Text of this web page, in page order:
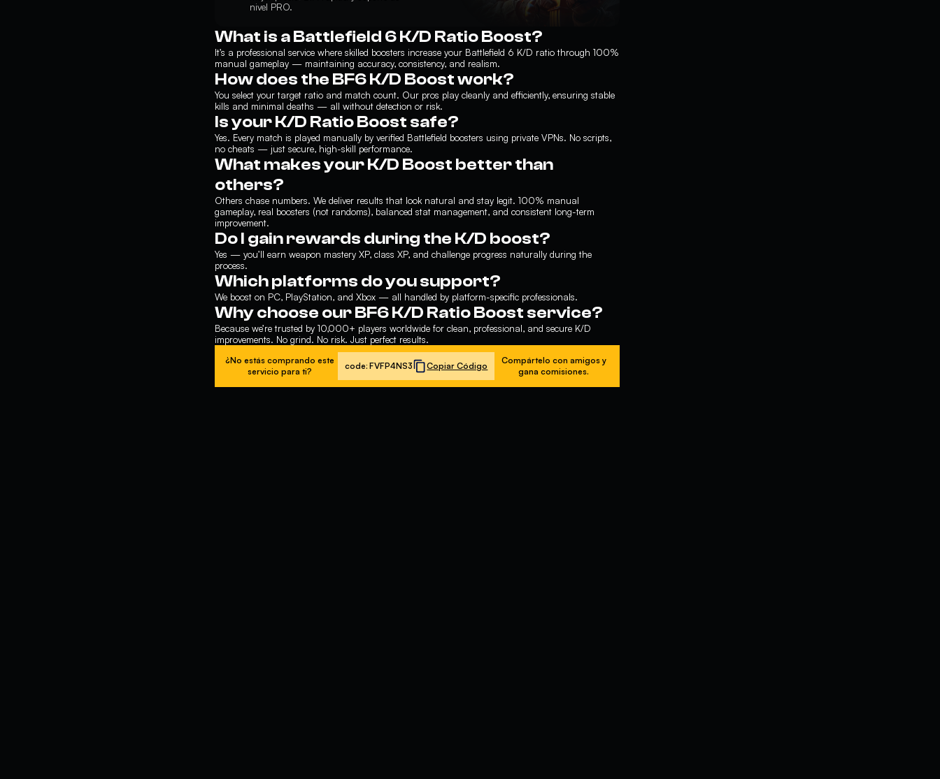
nivel PRO.
What is a Battlefield 6 K/D Ratio Boost?
It’s a professional service where skilled boosters increase your Battlefield 6 K/D ratio through 100%
manual gameplay — maintaining accuracy, consistency, and realism.
How does the BF6 K/D Boost work?
You select your target ratio and match count. Our pros play cleanly and efficiently, ensuring stable
kills and minimal deaths — all without detection or risk.
Is your K/D Ratio Boost safe?
Yes. Every match is played manually by verified Battlefield boosters using private VPNs. No scripts,
no cheats — just secure, high-skill performance.
What makes your K/D Boost better than
others?
Others chase numbers. We deliver results that look natural and stay legit. 100% manual
gameplay, real boosters (not randoms), balanced stat management, and consistent long-term
improvement.
Do I gain rewards during the K/D boost?
Yes — you’ll earn weapon mastery XP, class XP, and challenge progress naturally during the
process.
Which platforms do you support?
We boost on PC, PlayStation, and Xbox — all handled by platform-specific professionals.
Why choose our BF6 K/D Ratio Boost service?
Because we’re trusted by 10,000+ players worldwide for clean, professional, and secure K/D
improvements. No grind. No risk. Just perfect results.
¿No estás comprando este
servicio para ti?
code: FVFP4NS3 Copiar Código
Compártelo con amigos y
gana comisiones.